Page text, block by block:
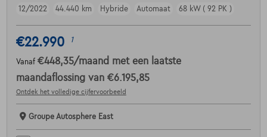
12/2022 44.440 km Hybride Automaat 68 kW ( 92 PK )
€22.990 1
Vanaf €448,35/maand met een laatste
maandaflossing van €6.195,85
Ontdek het volledige cijfervoorbeeld
Groupe Autosphere East